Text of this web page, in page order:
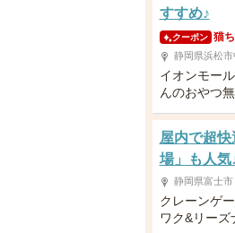
すすめ♪
クーポン 猫
静岡県浜松市
イオンモー
んのおやつ
屋内で超
場」も人気
静岡県富士市
クレーンゲ
ワク&リー